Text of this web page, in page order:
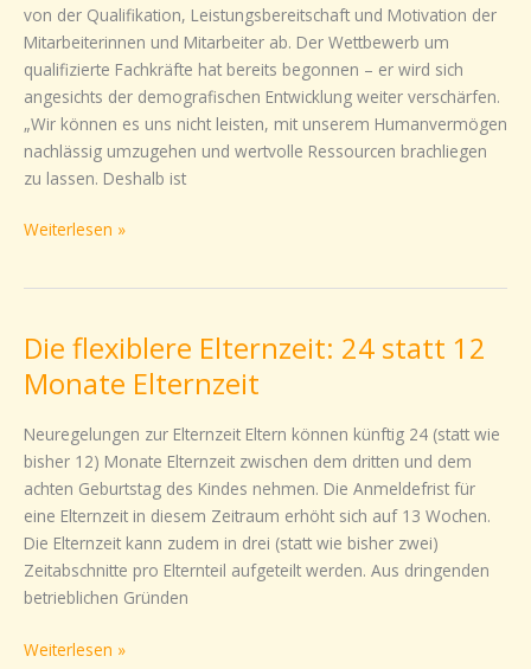
von der Qualifikation, Leistungsbereitschaft und Motivation der
Mitarbeiterinnen und Mitarbeiter ab. Der Wettbewerb um
qualifizierte Fachkräfte hat bereits begonnen – er wird sich
angesichts der demografischen Entwicklung weiter verschärfen.
„Wir können es uns nicht leisten, mit unserem Humanvermögen
nachlässig umzugehen und wertvolle Ressourcen brachliegen
zu lassen. Deshalb ist
Elternzeit
Weiterlesen »
Die flexiblere Elternzeit: 24 statt 12
Monate Elternzeit
Neuregelungen zur Elternzeit Eltern können künftig 24 (statt wie
bisher 12) Monate Elternzeit zwischen dem dritten und dem
achten Geburtstag des Kindes nehmen. Die Anmeldefrist für
eine Elternzeit in diesem Zeitraum erhöht sich auf 13 Wochen.
Die Elternzeit kann zudem in drei (statt wie bisher zwei)
Zeitabschnitte pro Elternteil aufgeteilt werden. Aus dringenden
betrieblichen Gründen
Die
flexiblere
Elternzeit:
24
statt
Monate
Elternzeit
Weiterlesen »